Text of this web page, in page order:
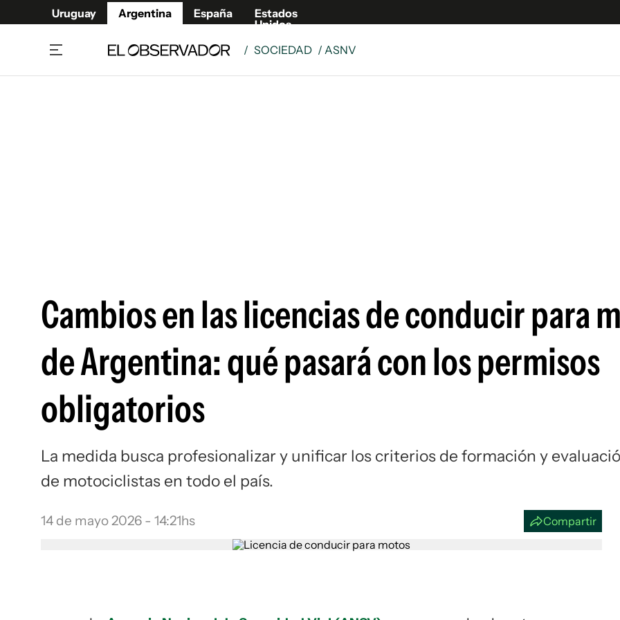
Uruguay Argentina España
Estados
Unidos
/ SOCIEDAD / ASNV
Cambios en las licencias de conducir para
de Argentina: qué pasará con los permisos
obligatorios
La medida busca profesionalizar y unificar los criterios de formación y
de motociclistas en todo el país.
14 de mayo 2026 - 14:21hs Compartir